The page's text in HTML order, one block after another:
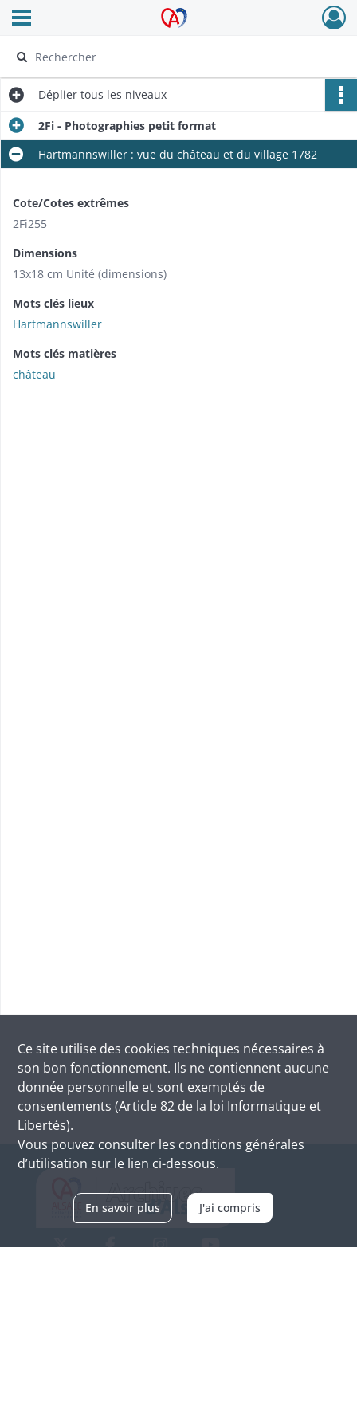
Archives Alsace - Colmar
Ouvrir le menu déroulant
Déplier tous les niveaux
2Fi - Photographies petit format
Hartmannswiller : vue du château et du village 1782
Cote/Cotes extrêmes
2Fi255
Dimensions
13x18 cm Unité (dimensions)
Mots clés lieux
Hartmannswiller
Mots clés matières
château
Ce site utilise des cookies techniques nécessaires à
son bon fonctionnement. Ils ne contiennent aucune
donnée personnelle et sont exemptés de
consentements (Article 82 de la loi Informatique et
Libertés).
Vous pouvez consulter les conditions générales
d’utilisation sur le lien ci-dessous.
En savoir plus J'ai compris